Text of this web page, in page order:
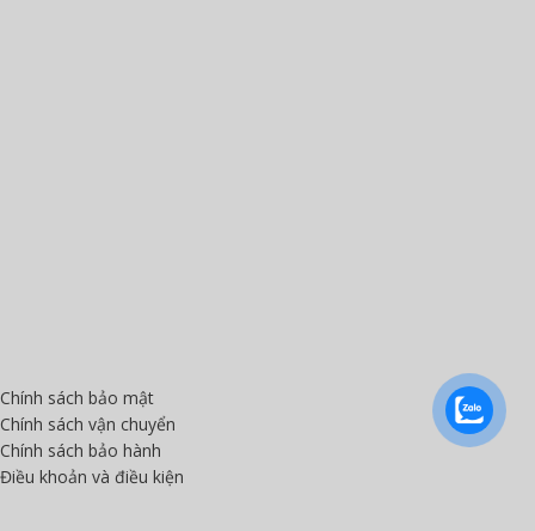
Chính sách bảo mật
Chính sách vận chuyển
Chính sách bảo hành
Điều khoản và điều kiện